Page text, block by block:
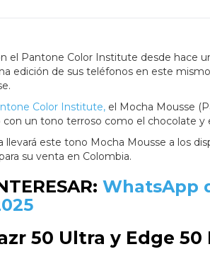
el Pantone Color Institute desde hace
edición de sus teléfonos en este
Color Institute, el Mocha Mousse
con un tono terroso como el chocolate y
llevará este tono Mocha Mousse a los
su venta en Colombia.
WhatsApp
50 Ultra y Edge